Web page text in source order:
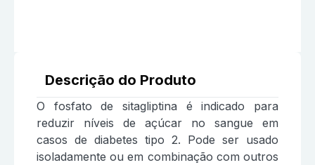
Descrição do Produto
O fosfato de sitagliptina é indicado para
reduzir níveis de açúcar no sangue em
casos de diabetes tipo 2. Pode ser usado
isoladamente ou em combinação com outros